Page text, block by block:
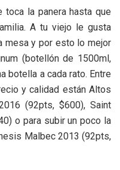
toca la panera hasta que
A tu viejo le gusta
mesa y por esto lo mejor
(botellón de 1500ml,
botella a cada rato. Entre
y calidad están Altos
(92pts, $600), Saint
o para subir un poco la
Malbec 2013 (92pts,